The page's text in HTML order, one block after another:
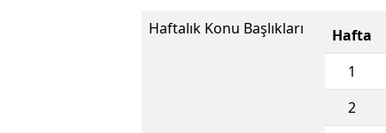
Haftalık Konu Başlıkları Hafta
1
2